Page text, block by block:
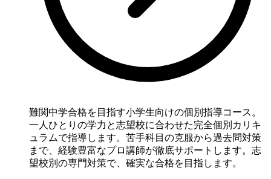
難関中学合格を目指す小学生向けの個別指導コース。
一人ひとりの学力と志望校に合わせた完全個別カリキ
ュラムで指導します。苦手科目の克服から過去問対策
まで、経験豊富なプロ講師が徹底サポートします。志
望校別の専門対策で、確実な合格を目指します。